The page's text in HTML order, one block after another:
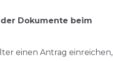
der Dokumente beim
einen Antrag einreichen,